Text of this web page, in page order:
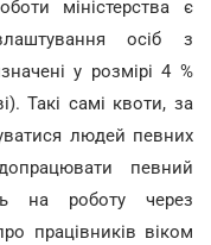
міністерства є
осіб з
у розмірі 4 %
Такі самі квоти, за
людей певних
певний
на роботу через
працівників віком